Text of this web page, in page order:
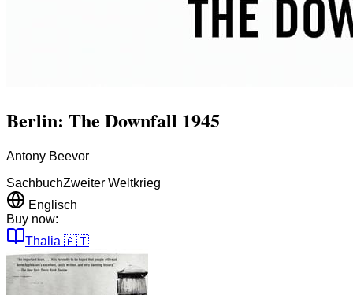
Berlin: The Downfall 1945
Antony Beevor
SachbuchZweiter Weltkrieg
Englisch
Buy now:
Thalia 🇦🇹